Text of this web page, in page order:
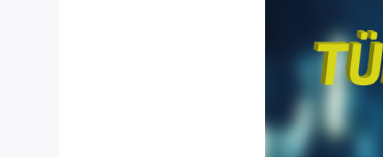
İz Adı
EnxBoy |
Yapı